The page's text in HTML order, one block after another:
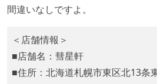
間違いなしですよ。
＜店舗情報＞
■店舗名：彗星軒
■住所：北海道札幌市東区北13条